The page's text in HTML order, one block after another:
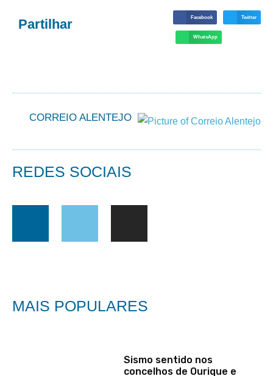
Partilhar Facebook Twitter
WhatsApp
CORREIO ALENTEJO
REDES SOCIAIS
MAIS POPULARES
Sismo sentido nos
concelhos de Ourique e